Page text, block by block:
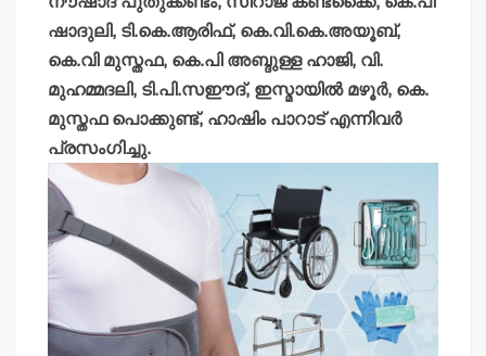
ഷാദുലി, ടി.കെ.ആരിഫ്, കെ.വി.കെ.അയൂബ്,
കെ.വി മുസ്തഫ, കെ.പി അബ്ദുള്ള ഹാജി, വി.
മുഹമ്മദലി, ടി.പി.സഈദ്, ഇസ്മായില്‍ മഴൂര്‍, കെ.
മുസ്തഫ പൊക്കുണ്ട്, ഹാഷിം പാറാട് എന്നിവര്‍
പ്രസംഗിച്ചു.